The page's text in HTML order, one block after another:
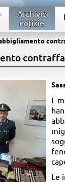
Archivio
notizie
​I
Le